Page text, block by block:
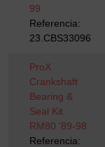
99
Referencia:
23.CBS33096
ProX
Crankshaft
Bearing &
Seal Kit
RM80 '89-98
Referencia: